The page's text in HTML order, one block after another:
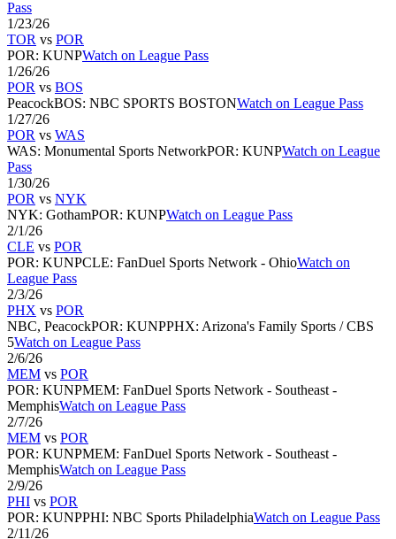
Pass
1/23/26
TOR vs POR
POR: KUNPWatch on League Pass
1/26/26
POR vs BOS
PeacockBOS: NBC SPORTS BOSTONWatch on League Pass
1/27/26
POR vs WAS
WAS: Monumental Sports NetworkPOR: KUNPWatch on League
Pass
1/30/26
POR vs NYK
NYK: GothamPOR: KUNPWatch on League Pass
2/1/26
CLE vs POR
POR: KUNPCLE: FanDuel Sports Network - OhioWatch on
League Pass
2/3/26
PHX vs POR
NBC, PeacockPOR: KUNPPHX: Arizona's Family Sports / CBS
5Watch on League Pass
2/6/26
MEM vs POR
POR: KUNPMEM: FanDuel Sports Network - Southeast -
MemphisWatch on League Pass
2/7/26
MEM vs POR
POR: KUNPMEM: FanDuel Sports Network - Southeast -
MemphisWatch on League Pass
2/9/26
PHI vs POR
POR: KUNPPHI: NBC Sports PhiladelphiaWatch on League Pass
2/11/26